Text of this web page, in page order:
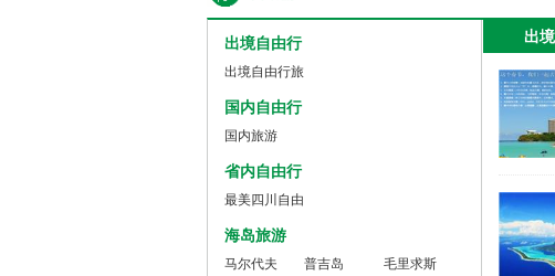
出境自由行
出境自由行旅
游
国内自由行
国内旅游
省内自由行
最美四川自由
行
海岛旅游
马尔代夫 普吉岛
毛里求斯
出